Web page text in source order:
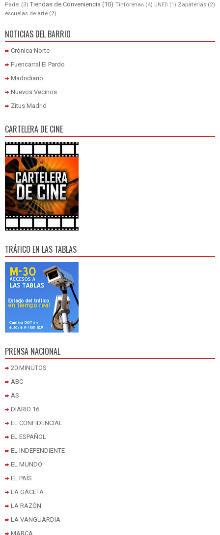
Padel (3) Tiendas de Conveniencia (10) Tintorerías (4) UNED (1) Zapaterías (2)
escuelas de arte (2)
NOTICIAS DEL BARRIO
Crónica Norte
Fuencarral El Pardo
Madridiario
Nuevos Vecinos
Zitus Madrid
CARTELERA DE CINE
TRÁFICO EN LAS TABLAS
PRENSA NACIONAL
20 MINUTOS
ABC
AS
DIARIO 16
EL CONFIDENCIAL
EL ESPAÑOL
EL INDEPENDIENTE
EL MUNDO
EL PAÍS
LA GACETA
LA RAZÓN
LA VANGUARDIA
MARCA